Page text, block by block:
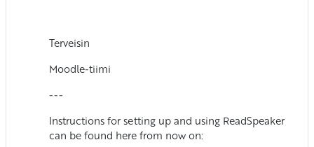
Terveisin
Moodle-tiimi
---
Instructions for setting up and using ReadSpeaker
can be found here from now on: